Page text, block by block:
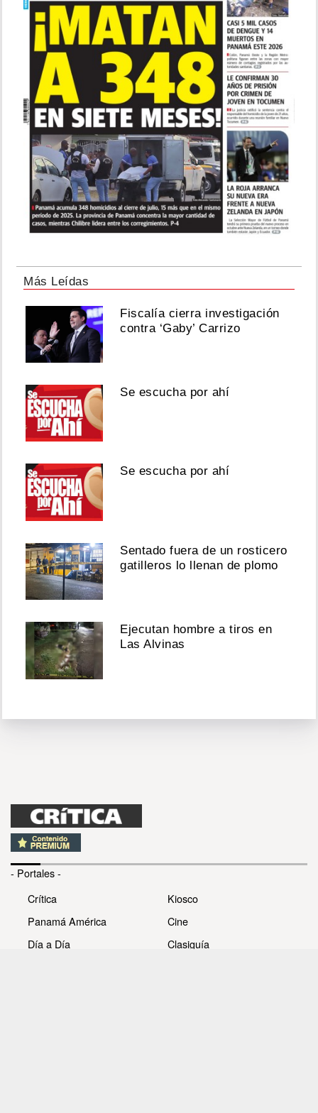
Más Leídas
Fiscalía cierra investigación
contra ‘Gaby’ Carrizo
Se escucha por ahí
Se escucha por ahí
Sentado fuera de un rosticero
gatilleros lo llenan de plomo
Ejecutan hombre a tiros en
Las Alvinas
- Portales -
Crítica
Panamá América
Día a Día
Kiosco
Cine
Clasiguía